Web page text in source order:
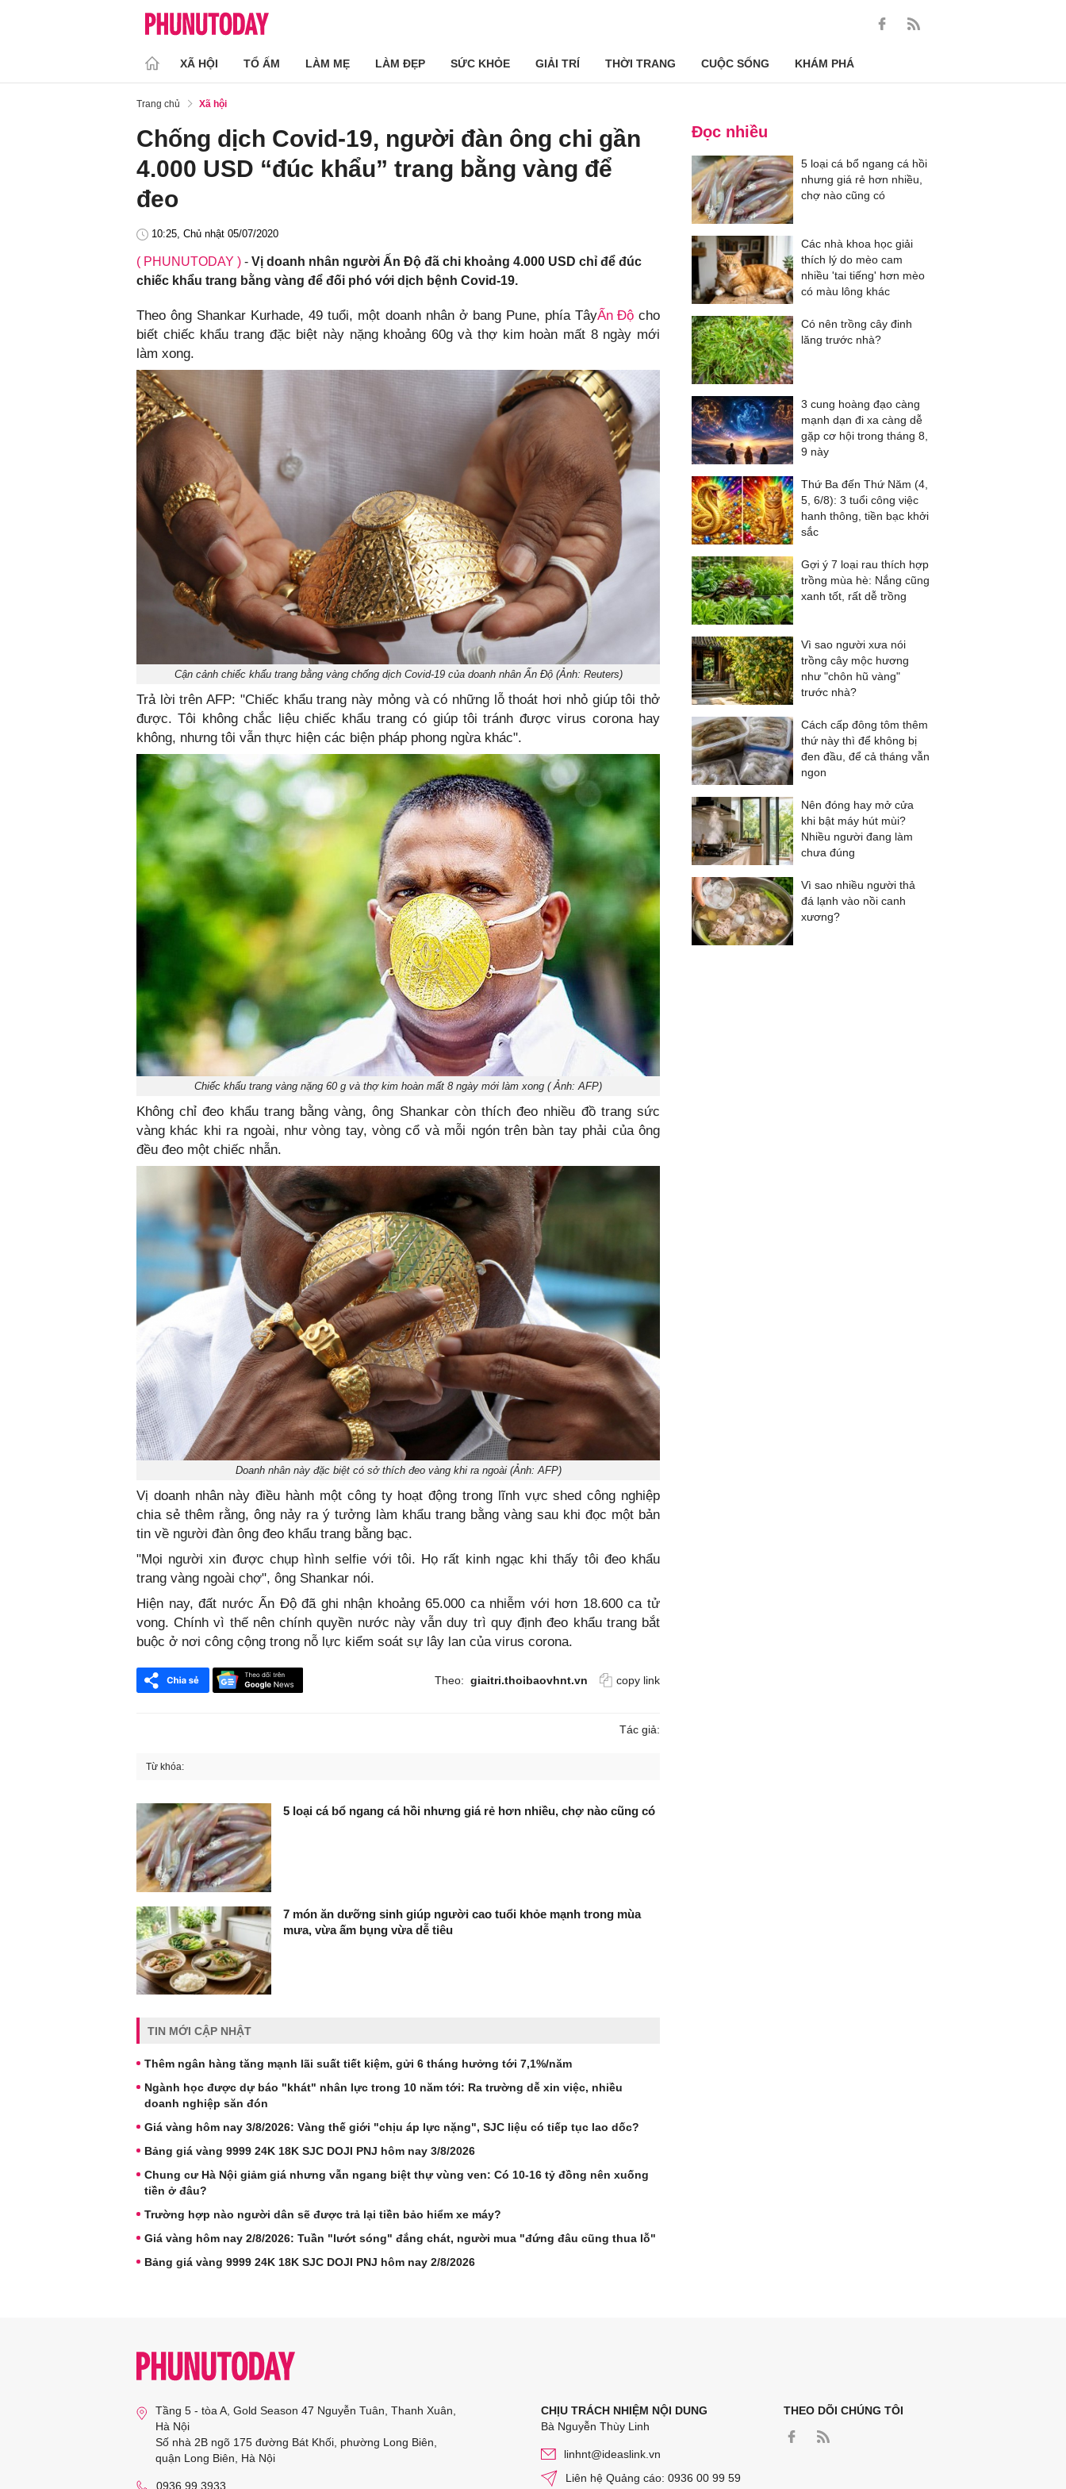
XÃ HỘI TỔ ẤM LÀM MẸ LÀM ĐẸP SỨC KHỎE GIẢI TRÍ THỜI TRANG CUỘC SỐNG KHÁM PHÁ
Trang chủ Xã hội
Chống dịch Covid-19, người đàn ông chi gần
4.000 USD “đúc khẩu” trang bằng vàng để
đeo
10:25, Chủ nhật 05/07/2020
( PHUNUTODAY ) - Vị doanh nhân người Ấn Độ đã chi khoảng 4.000 USD chỉ để đúc
chiếc khẩu trang bằng vàng để đối phó với dịch bệnh Covid-19.
Theo ông Shankar Kurhade, 49 tuổi, một doanh nhân ở bang Pune, phía TâyẤn Độcho
biết chiếc khẩu trang đặc biệt này nặng khoảng 60g và thợ kim hoàn mất 8 ngày mới
làm xong.
Cận cảnh chiếc khẩu trang bằng vàng chống dịch Covid-19 của doanh nhân Ấn Độ (Ảnh: Reuters)
Trả lời trên AFP: "Chiếc khẩu trang này mỏng và có những lỗ thoát hơi nhỏ giúp tôi thở
được. Tôi không chắc liệu chiếc khẩu trang có giúp tôi tránh được virus corona hay
không, nhưng tôi vẫn thực hiện các biện pháp phong ngừa khác".
Chiếc khẩu trang vàng nặng 60 g và thợ kim hoàn mất 8 ngày mới làm xong ( Ảnh: AFP)
Không chỉ đeo khẩu trang bằng vàng, ông Shankar còn thích đeo nhiều đồ trang sức
vàng khác khi ra ngoài, như vòng tay, vòng cổ và mỗi ngón trên bàn tay phải của ông
đều đeo một chiếc nhẫn.
Doanh nhân này đặc biệt có sở thích đeo vàng khi ra ngoài (Ảnh: AFP)
Vị doanh nhân này điều hành một công ty hoạt động trong lĩnh vực shed công nghiệp
chia sẻ thêm rằng, ông nảy ra ý tưởng làm khẩu trang bằng vàng sau khi đọc một bản
tin về người đàn ông đeo khẩu trang bằng bạc.
"Mọi người xin được chụp hình selfie với tôi. Họ rất kinh ngạc khi thấy tôi đeo khẩu
trang vàng ngoài chợ", ông Shankar nói.
Hiện nay, đất nước Ấn Độ đã ghi nhận khoảng 65.000 ca nhiễm với hơn 18.600 ca tử
vong. Chính vì thế nên chính quyền nước này vẫn duy trì quy định đeo khẩu trang bắt
buộc ở nơi công cộng trong nỗ lực kiểm soát sự lây lan của virus corona.
Theo: giaitri.thoibaovhnt.vn copy link
Tác giả:
Từ khóa:
5 loại cá bổ ngang cá hồi nhưng giá rẻ hơn nhiều, chợ nào cũng có
7 món ăn dưỡng sinh giúp người cao tuổi khỏe mạnh trong mùa
mưa, vừa ấm bụng vừa dễ tiêu
TIN MỚI CẬP NHẬT
Thêm ngân hàng tăng mạnh lãi suất tiết kiệm, gửi 6 tháng hưởng tới 7,1%/năm
Ngành học được dự báo "khát" nhân lực trong 10 năm tới: Ra trường dễ xin việc, nhiều
doanh nghiệp săn đón
Giá vàng hôm nay 3/8/2026: Vàng thế giới "chịu áp lực nặng", SJC liệu có tiếp tục lao dốc?
Bảng giá vàng 9999 24K 18K SJC DOJI PNJ hôm nay 3/8/2026
Chung cư Hà Nội giảm giá nhưng vẫn ngang biệt thự vùng ven: Có 10-16 tỷ đồng nên xuống
tiền ở đâu?
Trường hợp nào người dân sẽ được trả lại tiền bảo hiểm xe máy?
Giá vàng hôm nay 2/8/2026: Tuần "lướt sóng" đắng chát, người mua "đứng đâu cũng thua lỗ"
Bảng giá vàng 9999 24K 18K SJC DOJI PNJ hôm nay 2/8/2026
Đọc nhiều
5 loại cá bổ ngang cá hồi
nhưng giá rẻ hơn nhiều,
chợ nào cũng có
Các nhà khoa học giải
thích lý do mèo cam
nhiều 'tai tiếng' hơn mèo
có màu lông khác
Có nên trồng cây đinh
lăng trước nhà?
3 cung hoàng đạo càng
mạnh dạn đi xa càng dễ
gặp cơ hội trong tháng 8,
9 này
Thứ Ba đến Thứ Năm (4,
5, 6/8): 3 tuổi công việc
hanh thông, tiền bạc khởi
sắc
Gợi ý 7 loại rau thích hợp
trồng mùa hè: Nắng cũng
xanh tốt, rất dễ trồng
Vì sao người xưa nói
trồng cây mộc hương
như "chôn hũ vàng"
trước nhà?
Cách cấp đông tôm thêm
thứ này thì để không bị
đen đầu, để cả tháng vẫn
ngon
Nên đóng hay mở cửa
khi bật máy hút mùi?
Nhiều người đang làm
chưa đúng
Vì sao nhiều người thả
đá lạnh vào nồi canh
xương?
Tầng 5 - tòa A, Gold Season 47 Nguyễn Tuân, Thanh Xuân,
Hà Nội
Số nhà 2B ngõ 175 đường Bát Khối, phường Long Biên,
quận Long Biên, Hà Nội
0936 99 3933
CHỊU TRÁCH NHIỆM NỘI DUNG
Bà Nguyễn Thùy Linh
linhnt@ideaslink.vn
Liên hệ Quảng cáo: 0936 00 99 59
THEO DÕI CHÚNG TÔI